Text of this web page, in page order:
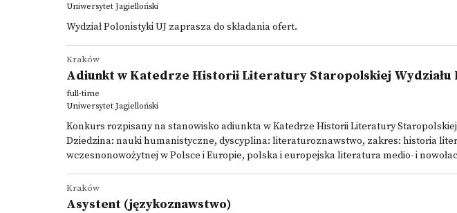
Uniwersytet Jagielloński
Wydział Polonistyki UJ zaprasza do składania ofert.
Kraków
Adiunkt w Katedrze Historii Literatury Staropolskiej Wydziału
full-time
Uniwersytet Jagielloński
Konkurs rozpisany na stanowisko adiunkta w Katedrze Historii Literatury Staropolskiej
Dziedzina: nauki humanistyczne, dyscyplina: literaturoznawstwo, zakres: historia
wczesnonowożytnej w Polsce i Europie, polska i europejska literatura medio- i
Kraków
Asystent (językoznawstwo)